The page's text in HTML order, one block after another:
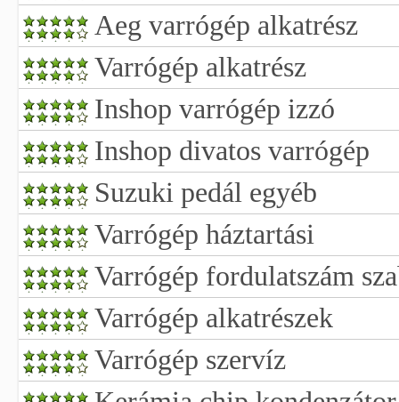
Aeg varrógép alkatrész
Varrógép alkatrész
Inshop varrógép izzó
Inshop divatos varrógép
Suzuki pedál egyéb
Varrógép háztartási
Varrógép fordulatszám
Varrógép alkatrészek
Varrógép szervíz